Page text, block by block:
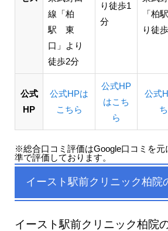
線「柏
駅 東
口」より
徒歩2分
り徒歩1
分
「柏
り徒
公式
HP
公式HPは
こちら
公式HP
はこち
ら
公式
※総合口コミ評価はGoogle口コミを元
準で評価しております。
イースト駅前クリニック柏院
イースト駅前クリニック柏院